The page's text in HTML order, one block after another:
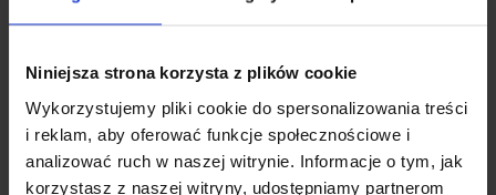
Niniejsza strona korzysta z plików cookie
Wykorzystujemy pliki cookie do spersonalizowania treści
i reklam, aby oferować funkcje społecznościowe i
analizować ruch w naszej witrynie. Informacje o tym, jak
korzystasz z naszej witryny, udostępniamy partnerom